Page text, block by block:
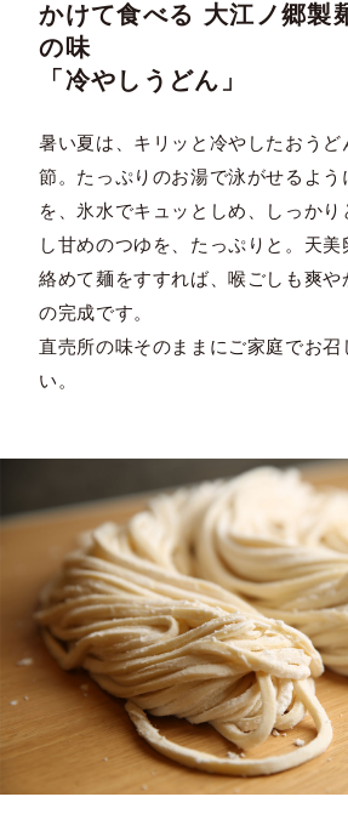
かけて食べる 大江ノ郷製
の味
「冷やしうどん」
暑い夏は、キリッと冷やしたおうど
節。たっぷりのお湯で泳がせるよう
を、氷水でキュッとしめ、しっか
し甘めのつゆを、たっぷりと。天
絡めて麺をすすれば、喉ごしも爽や
の完成です。
直売所の味そのままにご家庭でお召
い。